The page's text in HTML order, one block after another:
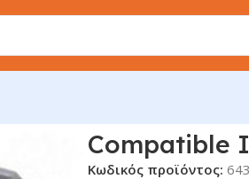
Compatible
Κωδικός προϊόντος: